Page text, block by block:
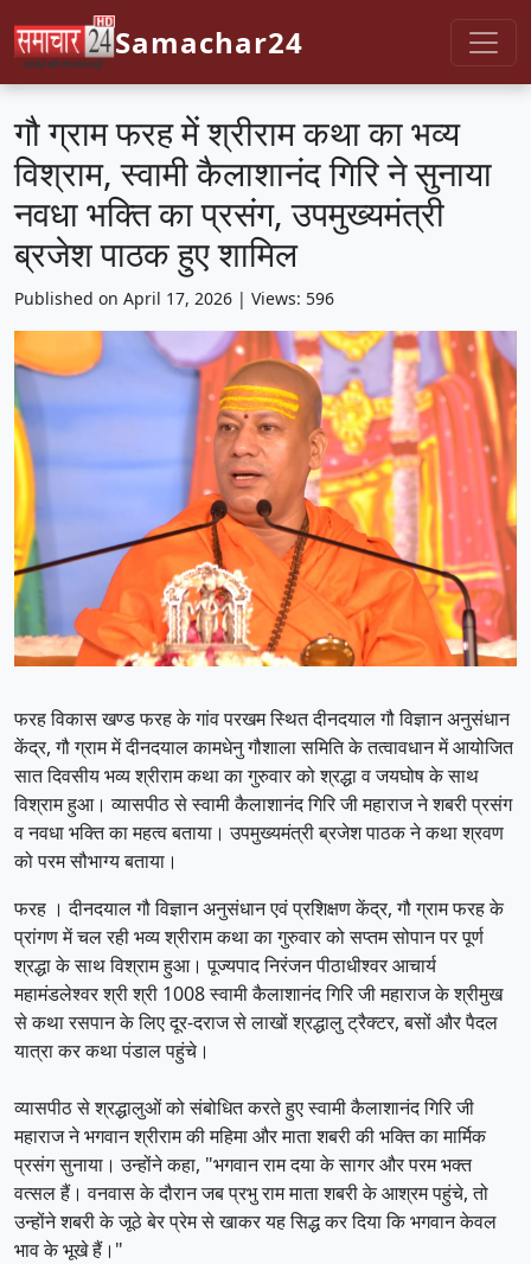
Samachar24
गौ ग्राम फरह में श्रीराम कथा का भव्य
विश्राम, स्वामी कैलाशानंद गिरि ने सुनाया
नवधा भक्ति का प्रसंग, उपमुख्यमंत्री
ब्रजेश पाठक हुए शामिल
Published on April 17, 2026 | Views: 596
फरह विकास खण्ड फरह के गांव परखम स्थित दीनदयाल गौ विज्ञान अनुसंधान
केंद्र, गौ ग्राम में दीनदयाल कामधेनु गौशाला समिति के तत्वावधान में आयोजित
सात दिवसीय भव्य श्रीराम कथा का गुरुवार को श्रद्धा व जयघोष के साथ
विश्राम हुआ। व्यासपीठ से स्वामी कैलाशानंद गिरि जी महाराज ने शबरी प्रसंग
व नवधा भक्ति का महत्व बताया। उपमुख्यमंत्री ब्रजेश पाठक ने कथा श्रवण
को परम सौभाग्य बताया।
फरह । दीनदयाल गौ विज्ञान अनुसंधान एवं प्रशिक्षण केंद्र, गौ ग्राम फरह के
प्रांगण में चल रही भव्य श्रीराम कथा का गुरुवार को सप्तम सोपान पर पूर्ण
श्रद्धा के साथ विश्राम हुआ। पूज्यपाद निरंजन पीठाधीश्वर आचार्य
महामंडलेश्वर श्री श्री 1008 स्वामी कैलाशानंद गिरि जी महाराज के श्रीमुख
से कथा रसपान के लिए दूर-दराज से लाखों श्रद्धालु ट्रैक्टर, बसों और पैदल
यात्रा कर कथा पंडाल पहुंचे।
व्यासपीठ से श्रद्धालुओं को संबोधित करते हुए स्वामी कैलाशानंद गिरि जी
महाराज ने भगवान श्रीराम की महिमा और माता शबरी की भक्ति का मार्मिक
प्रसंग सुनाया। उन्होंने कहा, "भगवान राम दया के सागर और परम भक्त
वत्सल हैं। वनवास के दौरान जब प्रभु राम माता शबरी के आश्रम पहुंचे, तो
उन्होंने शबरी के जूठे बेर प्रेम से खाकर यह सिद्ध कर दिया कि भगवान केवल
भाव के भूखे हैं।"